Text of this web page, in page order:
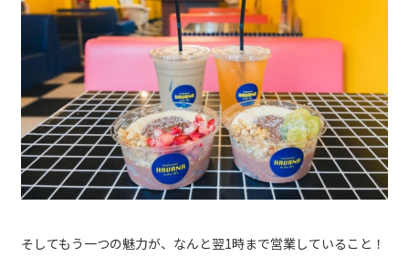
そしてもう一つの魅力が、なんと翌1時まで営業していること！